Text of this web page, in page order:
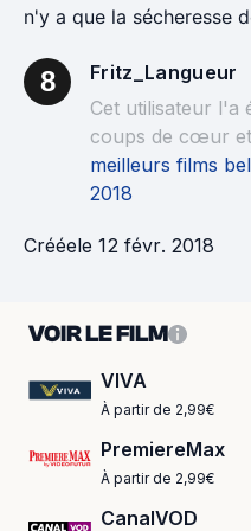
n'y a que la sécheresse
8
Fritz_Langueur
Cet utilisateur l'a
coups de cœur
meilleurs films
2018
Crééele 12 févr. 2018
VOIR LE FILM
VIVA
À partir de 2,99€
PremiereMax
À partir de 2,99€
CanalVOD